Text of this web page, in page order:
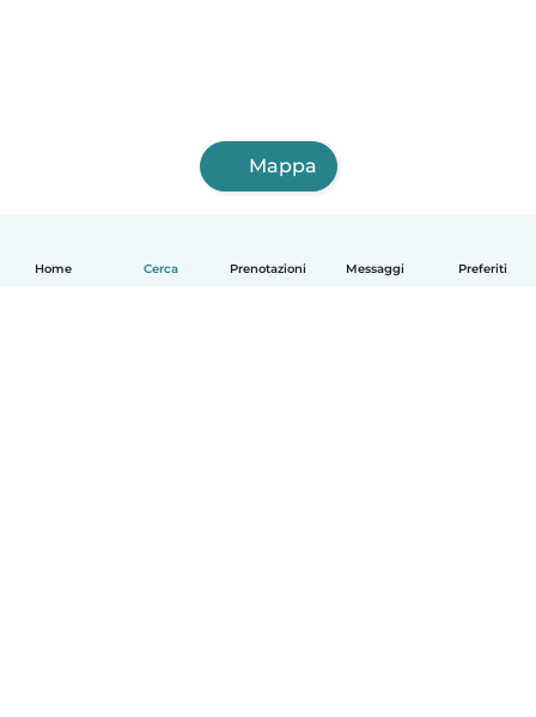
Home Cerca Prenotazioni Messaggi Preferiti
Mappa